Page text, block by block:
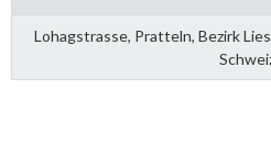
Lohagstrasse, Pratteln, Bezirk